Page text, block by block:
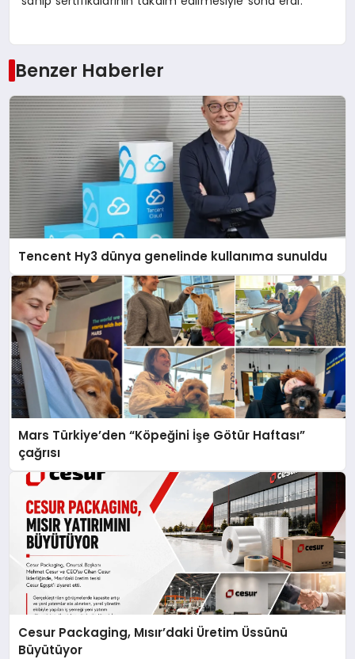
Benzer Haberler
Tencent Hy3 dünya genelinde kullanıma sunuldu
Mars Türkiye’den “Köpeğini İşe Götür Haftası”
çağrısı
Cesur Packaging, Mısır’daki Üretim Üssünü
Büyütüyor